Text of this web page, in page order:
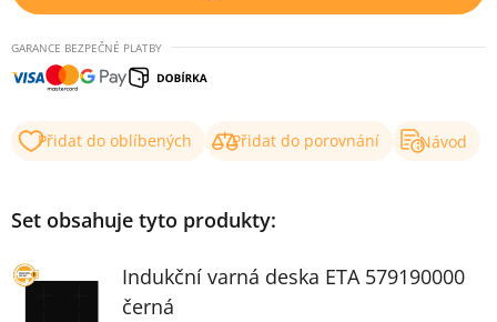
GARANCE BEZPEČNÉ PLATBY
Přidat do oblíbených Přidat do porovnání Návod
Set obsahuje tyto produkty:
Indukční varná deska ETA 579190000
černá